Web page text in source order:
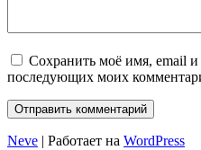
Сохранить моё имя, email и
последующих моих
Neve | Работает на WordPress